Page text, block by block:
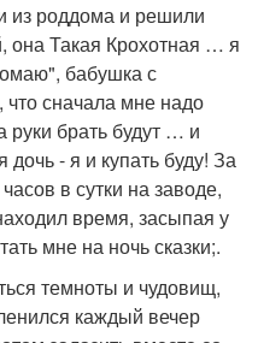
из роддома и решили
она Такая Крохотная … я
бабушка с
сначала мне надо
руки брать будут … и
- я и купать буду! За
в сутки на заводе,
время, засыпая у
мне на ночь сказки;.
темноты и чудовищ,
каждый вечер